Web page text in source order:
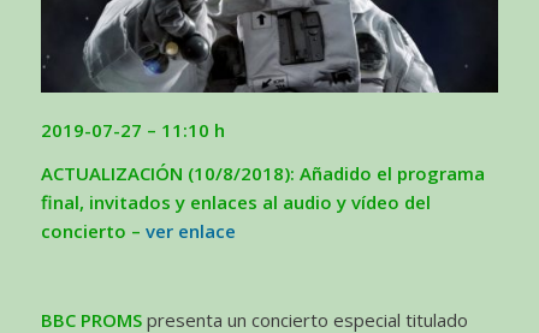
2019-07-27 – 11:10 h
ACTUALIZACIÓN (10/8/2018): Añadido el programa
final, invitados y enlaces al audio y vídeo del
concierto – ver enlace
BBC PROMSpresenta un concierto especial titulado